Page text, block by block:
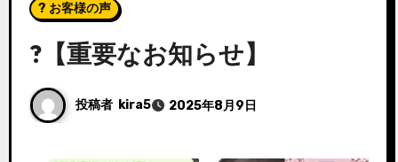
? お客様の声
?【重要なお知らせ】
投稿者 kira5 2025年8月9日